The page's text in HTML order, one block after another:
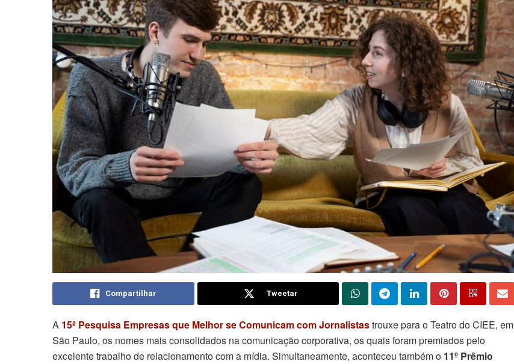
Compartilhar Tweetar
A 15ª Pesquisa Empresas que Melhor se Comunicam com Jornalistastrouxe para o Teatro do CIEE, em
São Paulo, os nomes mais consolidados na comunicação corporativa, os quais foram premiados pelo
excelente trabalho de relacionamento com a mídia. Simultaneamente, aconteceu também o 11º Prêmio